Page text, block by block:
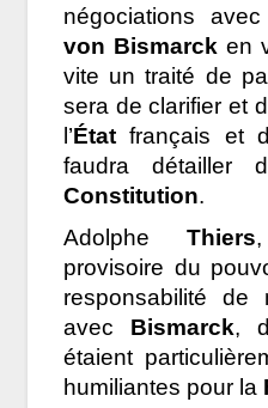
négociations
von Bismarck en
vite un traité de
sera de clarifier et
l’État français et
faudra détailler
Constitution.
AdolpheThiers
provisoire du
responsabilité de
avec Bismarck,
étaient
humiliantes pour la